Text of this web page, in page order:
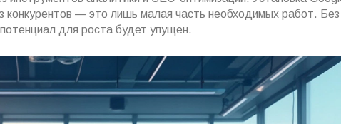
конкурентов — это лишь малая часть необходимых работ. Без
для роста будет упущен.